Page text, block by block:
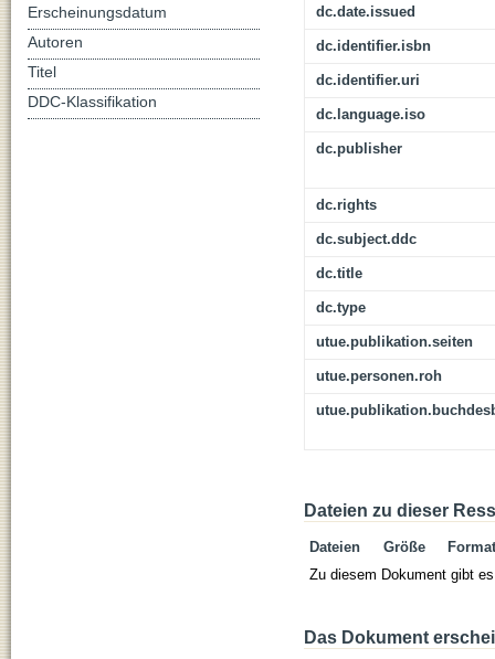
dc.date.issued
dc.identifier.isbn
dc.identifier.uri
dc.language.iso
dc.publisher
dc.rights
dc.subject.ddc
dc.title
dc.type
utue.publikation.seiten
utue.personen.roh
Dateien zu dieser
Dateien Größe
Format
Zu diesem Dokument gibt
Das Dokument
Erscheinungsdatum
Autoren
Titel
DDC-Klassifikation